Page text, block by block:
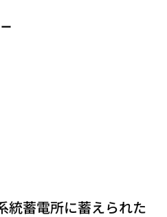
統蓄電所に蓄えられた